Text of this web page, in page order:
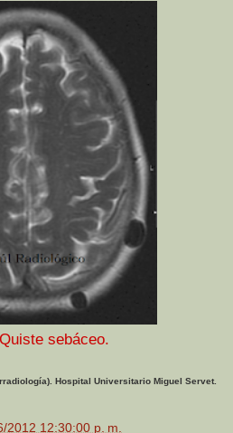
sebáceo.
Hospital Universitario Miguel Servet.
2012 12:30:00 p. m.